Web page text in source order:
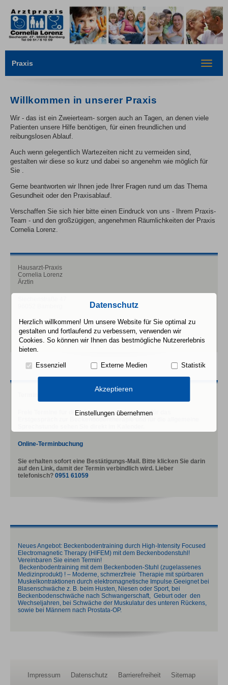
Praxis
Toggle
Hausarzt-Praxis
Cornelia Lorenz
Ärztin
Telefon: 0951-61059
Telefax: 0951-68389
Termine online buchen — rund um die Uhr
Freie Termine für die Infektionssprechstunde, für das
Online-Terminbuchung
Sie erhalten sofort eine Bestätigungs-Mail. Bitte klicken Sie darin
auf den Link, damit der Termin verbindlich wird. Lieber
telefonisch? 0951 61059
Neues Angebot: Beckenbodentraining durch High-Intensity Focused
Electromagnetic Therapy (HIFEM) mit dem Beckenbodenstuhl!
Vereinbaren Sie einen Termin!
Beckenbodentraining mit dem Beckenboden-Stuhl (zugelassenes
Medizinprodukt) ! – Moderne, schmerzfreie Therapie mit spürbaren
Muskelkontraktionen durch elektromagnetische Impulse.Geeignet bei
Blasenschwäche z. B. beim Husten, Niesen oder Sport, bei
Beckenbodenschwäche nach Schwangerschaft, Geburt oder den
Wechseljahren, bei Schwäche der Muskulatur des unteren Rückens,
sowie bei Männern nach Prostata-OP.
Willkommen in unserer Praxis
Wir - das ist ein Zweierteam- sorgen auch an Tagen, an denen viele
Patienten unsere Hilfe benötigen, für einen freundlichen und
reibungslosen Ablauf.
Auch wenn gelegentlich Wartezeiten nicht zu vermeiden sind,
gestalten wir diese so kurz und dabei so angenehm wie möglich für
Sie .
Gerne beantworten wir Ihnen jede Ihrer Fragen rund um das Thema
Gesundheit oder den Praxisablauf.
Verschaffen Sie sich hier bitte einen Eindruck von uns - Ihrem Praxis-
Team - und den großzügigen, angenehmen Räumlichkeiten der Praxis
Cornelia Lorenz.
Impressum Datenschutz Barrierefreiheit Sitemap
Datenschutz
Herzlich willkommen! Um unsere Website für Sie optimal zu
gestalten und fortlaufend zu verbessern, verwenden wir
Cookies. So können wir Ihnen das bestmögliche Nutzererlebnis
bieten.
Essenziell Externe Medien Statistik
Akzeptieren
Einstellungen übernehmen